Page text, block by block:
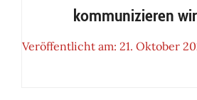
kommunizieren
Veröffentlicht am: 21. Oktober